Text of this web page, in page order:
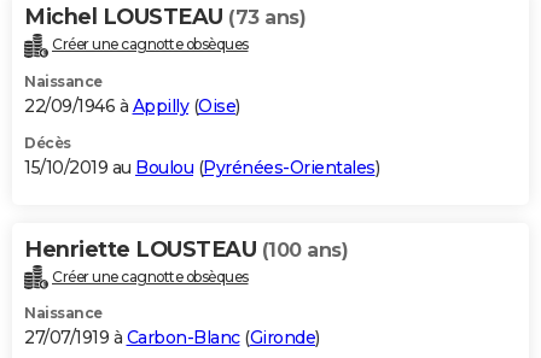
Michel LOUSTEAU (73 ans)
Créer une cagnotte obsèques
Naissance
22/09/1946 à Appilly(Oise)
Décès
15/10/2019 au Boulou (Pyrénées-Orientales)
Henriette LOUSTEAU (100 ans)
Créer une cagnotte obsèques
Naissance
27/07/1919 à Carbon-Blanc(Gironde)